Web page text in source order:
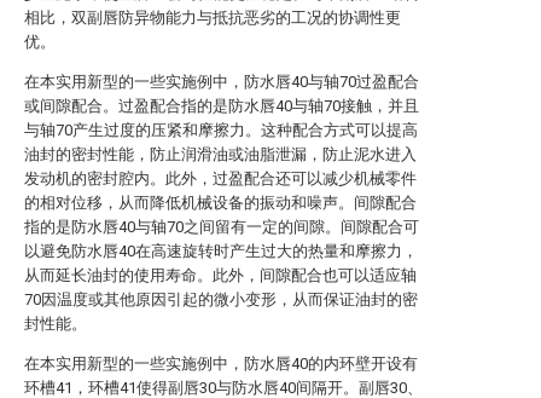
相比，双副唇防异物能力与抵抗恶劣的工况的协调性更
优。
在本实用新型的一些实施例中，防水唇40与轴70过盈配合
或间隙配合。过盈配合指的是防水唇40与轴70接触，并且
与轴70产生过度的压紧和摩擦力。这种配合方式可以提高
油封的密封性能，防止润滑油或油脂泄漏，防止泥水进入
发动机的密封腔内。此外，过盈配合还可以减少机械零件
的相对位移，从而降低机械设备的振动和噪声。间隙配合
指的是防水唇40与轴70之间留有一定的间隙。间隙配合可
以避免防水唇40在高速旋转时产生过大的热量和摩擦力，
从而延长油封的使用寿命。此外，间隙配合也可以适应轴
70因温度或其他原因引起的微小变形，从而保证油封的密
封性能。
在本实用新型的一些实施例中，防水唇40的内环壁开设有
环槽41，环槽41使得副唇30与防水唇40间隔开。副唇30、